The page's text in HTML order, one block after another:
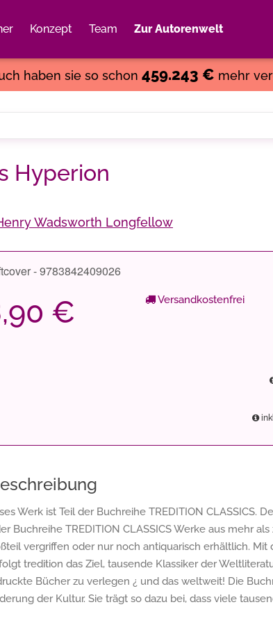
Konzept Team Zur Autorenwelt
haben sie so schon 459.243 € mehr
Hyperion
Wadsworth Longfellow
- 9783842409026
€ Versandkostenfrei
Werk ist Teil der Buchreihe TREDITION CLASSICS.
Buchreihe TREDITION CLASSICS Werke aus mehr
vergriffen oder nur noch antiquarisch erhältlich. Mit
tredition das Ziel, tausende Klassiker der
Bücher zu verlegen ¿ und das weltweit! Die
der Kultur. Sie trägt so dazu bei, dass viele